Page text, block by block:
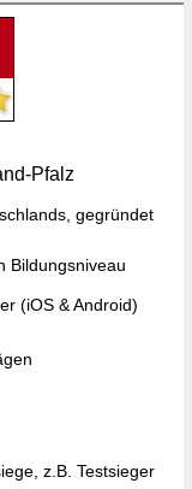
Pfalz
gegründet
Bildungsniveau
(iOS & Android)
z.B. Testsieger